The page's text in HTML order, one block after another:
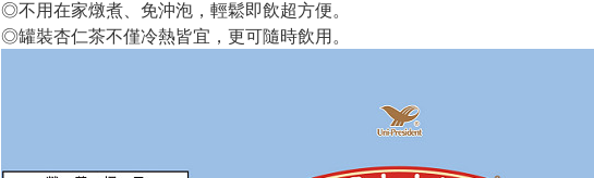
◎不用在家燉煮、免沖泡，輕鬆即飲超方便。
◎罐裝杏仁茶不僅冷熱皆宜，更可隨時飲用。